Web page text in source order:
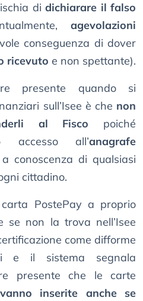
di dichiarare il falso
agevolazioni
conseguenza di dover
ricevuto e non spettante).
presente quando si
sull’Isee è che non
al Fisco poiché
accesso all’anagrafe
conoscenza di qualsiasi
cittadino.
PostePay a proprio
se non la trova nell’Isee
come difforme
e il sistema segnala
presente che le carte
vanno inserite anche se